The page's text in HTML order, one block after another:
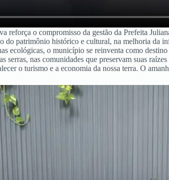
reforça o compromisso da gestão da Prefeita
do patrimônio histórico e cultural, na melhoria da
ecológicas, o município se reinventa como
serras, nas comunidades que preservam suas
o turismo e a economia da nossa terra. O